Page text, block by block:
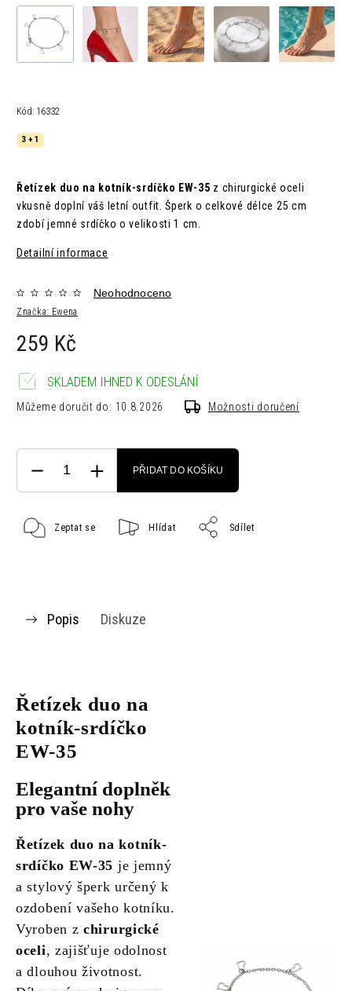
Kód: 16332
3 + 1
Řetízek duo na kotník-srdíčko EW-35 z chirurgické oceli
vkusně doplní váš letní outfit. Šperk o celkové délce 25 cm
zdobí jemné srdíčko o velikosti 1 cm.
Detailní informace
Značka: Ewena
Neohodnoceno
259 Kč
SKLADEM IHNED K ODESLÁNÍ
Můžeme doručit do: 10.8.2026 Možnosti doručení
PŘIDAT DO KOŠÍKU
Zeptat se Hlídat Sdílet
Popis Diskuze
Řetízek duo na
kotník-srdíčko
EW-35
Elegantní doplněk
pro vaše nohy
Řetízek duo na kotník-
srdíčko EW-35 je jemný
a stylový šperk určený k
ozdobení vašeho kotníku.
Vyroben z chirurgické
oceli, zajišťuje odolnost
a dlouhou životnost.